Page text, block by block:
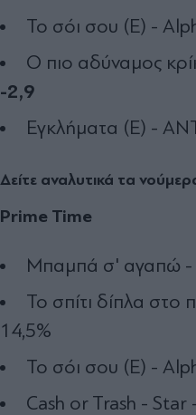
Το σόι σου (Ε) -
Ο πιο αδύναμος
-2,9
Εγκλήματα (Ε) -
Δείτε αναλυτικά τα
Prime Time
Μπαμπά σ' αγαπώ -
Το σπίτι δίπλα στο
14,5%
Το σόι σου (Ε) -
Cash or Trash - Star